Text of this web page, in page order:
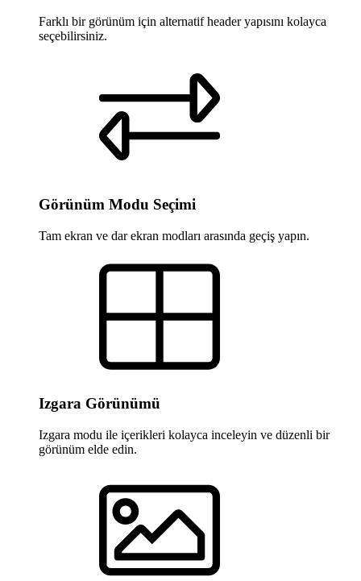
Farklı bir görünüm için alternatif header yapısını kolayca
seçebilirsiniz.
Görünüm Modu Seçimi
Tam ekran ve dar ekran modları arasında geçiş yapın.
Izgara Görünümü
Izgara modu ile içerikleri kolayca inceleyin ve düzenli bir
görünüm elde edin.